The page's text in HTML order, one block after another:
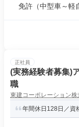
免許（中型車～軽
正社員
(実務経験者募集)
職
東建コーポレーション株
年間休日128日／資